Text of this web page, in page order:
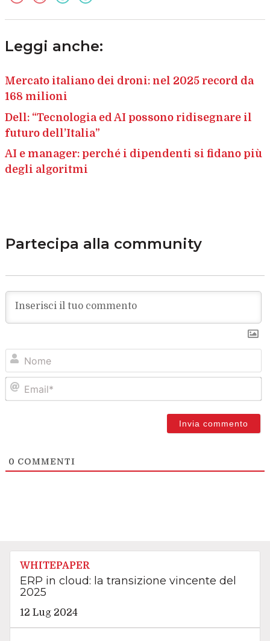
Leggi anche:
Mercato italiano dei droni: nel 2025 record da
168 milioni
Dell: “Tecnologia ed AI possono ridisegnare il
futuro dell’Italia”
AI e manager: perché i dipendenti si fidano più
degli algoritmi
Partecipa alla community
0 COMMENTI
WHITEPAPER
ERP in cloud: la transizione vincente del
2025
12 Lug 2024